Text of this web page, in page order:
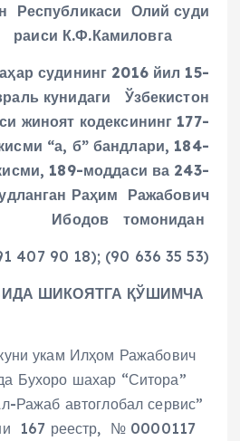
Республикаси Олий суди
раиси К.Ф.Камиловга
судининг 2016 йил 15-
кунидаги Ўзбекистон
жиноят кодексининг 177-
“а, б” бандлари, 184-
189-моддаси ва 243-
Раҳим Ражабович
Ибодов томонидан
407 90 18); (90 636 35 53)
ШИКОЯТГА ҚЎШИМЧА
укам Илҳом Ражабович
Бухоро шахар “Ситора”
Ражаб автоглобал сервис”
167 реестр, № 0000117